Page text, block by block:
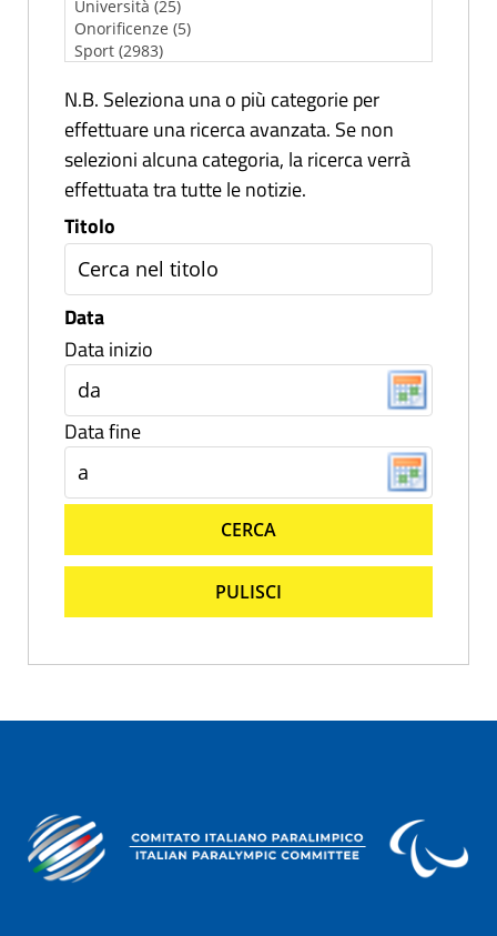
N.B. Seleziona una o più categorie per
effettuare una ricerca avanzata. Se non
selezioni alcuna categoria, la ricerca verrà
effettuata tra tutte le notizie.
Titolo
Data
Data inizio
Data fine
CERCA
PULISCI